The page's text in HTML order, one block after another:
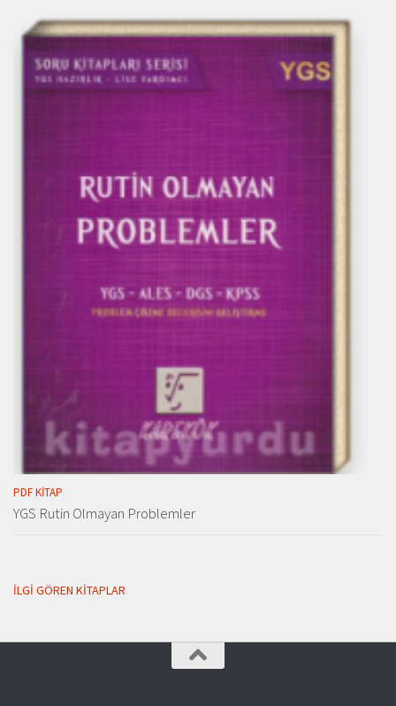
PDF KITAP
YGS Rutin Olmayan Problemler
İLGI GÖREN KITAPLAR